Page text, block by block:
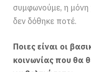
συμφωνούμε, η μόνη
δεν δόθηκε ποτέ.
Ποιες είναι οι
κοινωνίας που θα